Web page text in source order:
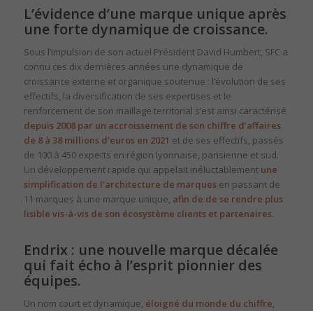
L’évidence d’une marque unique après
une forte dynamique de croissance.
Sous l’impulsion de son actuel Président David Humbert, SFC a
connu ces dix dernières années une dynamique de
croissance externe et organique soutenue : l’évolution de ses
effectifs, la diversification de ses expertises et le
renforcement de son maillage territorial s’est ainsi caractérisé
depuis 2008 par un accroissement de son chiffre d’affaires
de 8 à 38 millions d’euros en 2021 et de ses effectifs, passés
de 100 à 450 experts en région lyonnaise, parisienne et sud. ​
Un développement rapide qui appelait inéluctablement une
simplification de l’architecture de marquesen passant de
11 marques à une marque unique, afin de de se rendre plus
lisible vis-à-vis de son écosystème clients et partenaires.
Endrix : une nouvelle marque décalée
qui fait écho à l’esprit pionnier des
équipes.
Un nom court et dynamique, éloigné du monde du chiffre,